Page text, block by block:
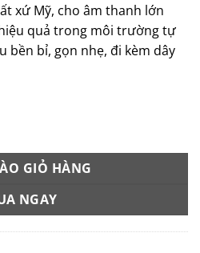
xứ Mỹ, cho âm thanh lớn
quả trong môi trường tự
bền bỉ, gọn nhẹ, đi kèm dây
Signal Whistle chính
GIỎ HÀNG
NGAY